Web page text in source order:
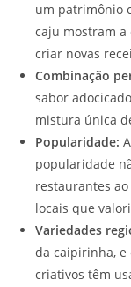
um patrimônio
caju mostram
criar novas
Combinação
sabor
mistura única
Popularidade:
popularidade
restaurantes
locais que
Variedades
da caipirinha, e
criativos têm